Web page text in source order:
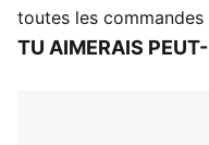
GESTION DE
dryCELL évacuent
toutes les commandes
TU AIMERAIS